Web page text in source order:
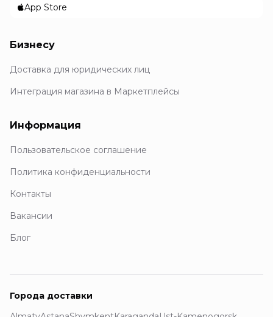
App Store
Бизнесу
Доставка для юридических лиц
Интеграция магазина в Маркетплейсы
Информация
Пользовательское соглашение
Политика конфиденциальности
Контакты
Вакансии
Блог
Города доставки